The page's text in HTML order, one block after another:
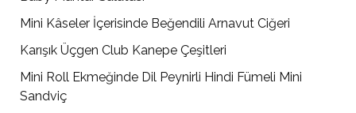
Mini Kâseler İçerisinde Beğendili Arnavut Ciğeri
Karışık Üçgen Club Kanepe Çeşitleri
Mini Roll Ekmeğinde Dil Peynirli Hindi Fümeli Mini
Sandviç